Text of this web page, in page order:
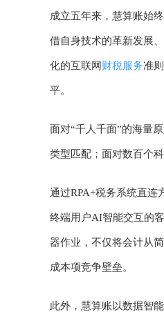
成立五年来，慧算账始
借自身技术的革新发展
化的互联网 财税服务准
平。
面对“千人千面”的海量
类型匹配；面对数百个
通过RPA+税务系统直连
终端用户AI智能交互的
器作业，不仅将会计从
成本项竞争壁垒。
此外，慧算账以数据智